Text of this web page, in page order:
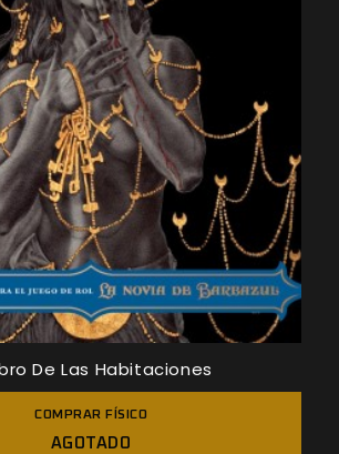
De Las Habitaciones
COMPRAR FÍSICO
AGOTADO